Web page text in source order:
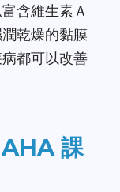
含維生素Ａ
乾燥的黏膜
都可以改善
課